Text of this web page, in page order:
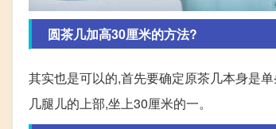
圆茶几加高30厘米的方法?
其实也是可以的,首先要确定原茶几本身是
几腿儿的上部,坐上30厘米的一。